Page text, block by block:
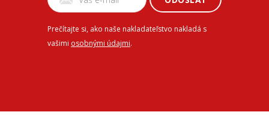
Prečítajte si, ako naše nakladateľstvo nakladá s
vašimi osobnými údajmi.